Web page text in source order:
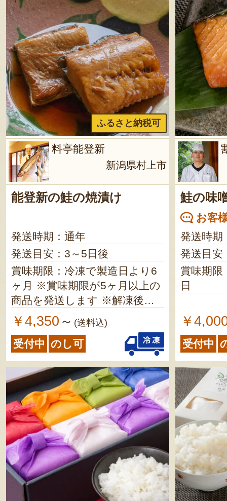
ふるさと納税可
料亭能登新
新潟県村上市
能登新の鮭の焼漬け
発送時期：通年
発送目安：3～5日後
賞味期限：冷凍で製造日より6
ヶ月 ※賞味期限が5ヶ月以上の
商品を発送します ※解凍後
は、冷蔵で1週間以内にお召し
上がりください
￥4,350 ～ (送料込)
受付中 のし可
鮭の味
お客
発送時期
発送目安
賞味期限
日
￥
受付中